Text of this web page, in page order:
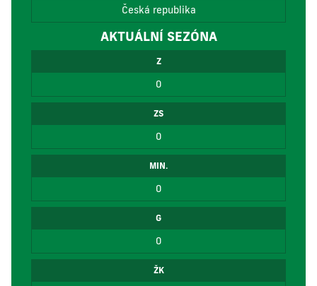
Česká republika
AKTUÁLNÍ SEZÓNA
Z
0
ZS
0
MIN.
0
G
0
ŽK